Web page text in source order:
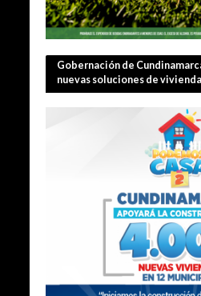
Gobernación de
nuevas soluciones de vivienda